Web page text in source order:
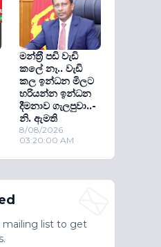
මන්ත‍්‍රී පඩි වැඩි
කලේ නෑ.. වැඩි
කල ඉන්ධන මිලට
හරියන්න ඉන්ධන
දීමනාව ගැලපුවා..-
නි. ඇමති
8/08/2026
03:20:00 AM
mailing list to get